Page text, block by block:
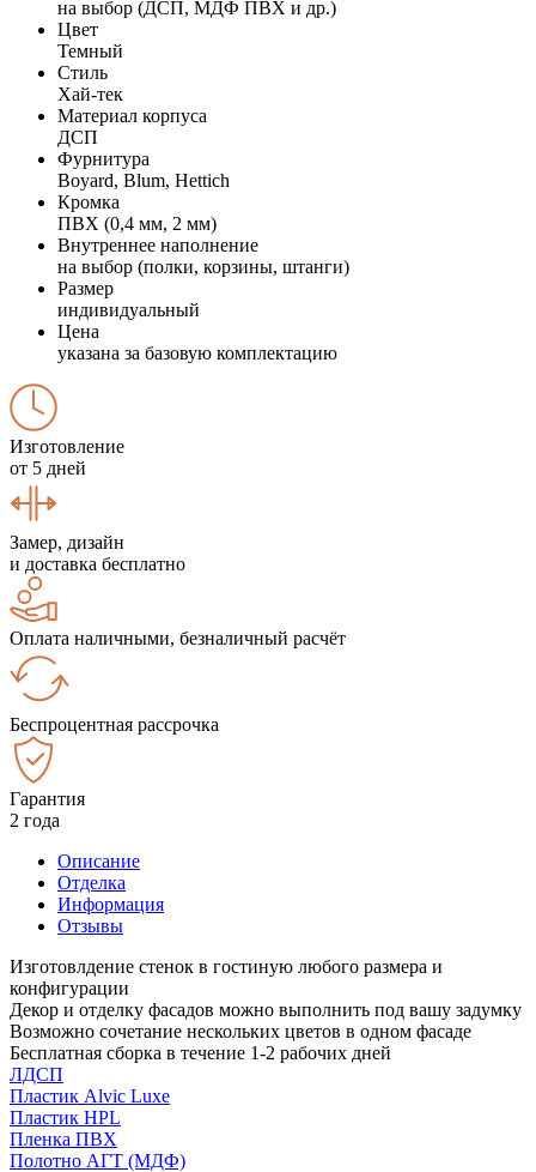
на выбор (ДСП, МДФ ПВХ и др.)
Цвет
Темный
Стиль
Хай-тек
Материал корпуса
ДСП
Фурнитура
Boyard, Blum, Hettich
Кромка
ПВХ (0,4 мм, 2 мм)
Внутреннее наполнение
на выбор (полки, корзины, штанги)
Размер
индивидуальный
Цена
указана за базовую комплектацию
Изготовление
от 5 дней
Замер, дизайн
и доставка бесплатно
Оплата наличными, безналичный расчёт
Беспроцентная рассрочка
Гарантия
2 года
Описание
Отделка
Информация
Отзывы
Изготовлдение стенок в гостиную любого размера и
конфигурации
Декор и отделку фасадов можно выполнить под вашу задумку
Возможно сочетание нескольких цветов в одном фасаде
Бесплатная сборка в течение 1-2 рабочих дней
ЛДСП
Пластик Alvic Luxe
Пластик HPL
Пленка ПВХ
Полотно АГТ (МДФ)